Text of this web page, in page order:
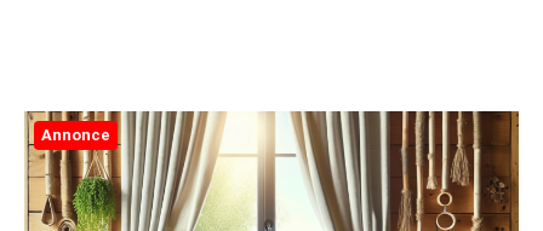
Annonce